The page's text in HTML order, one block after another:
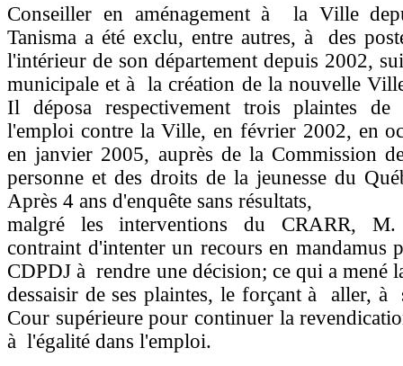
Conseiller en aménagement à la Ville
Tanisma a été exclu, entre autres, à des
l'intérieur de son département depuis 2002,
municipale et à la création de la nouvelle
Il déposa respectivement trois plaintes de
l'emploi contre la Ville, en février 2002, en
en janvier 2005, auprès de la Commission
personne et des droits de la jeunesse du
Après 4 ans d'enquête sans résultats,
malgré les interventions du CRARR,
contraint d'intenter un recours en mandamus
CDPDJ à rendre une décision; ce qui a mené
dessaisir de ses plaintes, le forçant à aller,
Cour supérieure pour continuer la
à l'égalité dans l'emploi.